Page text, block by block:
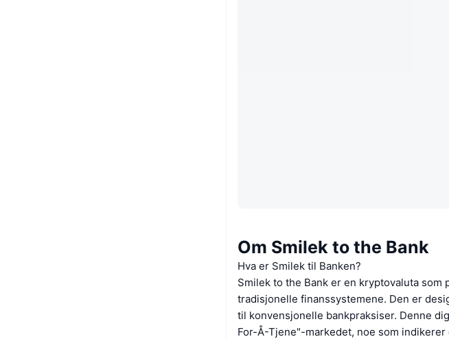
Om Smilek to the Bank
Hva er Smilek til Banken?
Smilek to the Bank er en kryptovaluta
tradisjonelle finanssystemene. Den er
til konvensjonelle bankpraksiser. Denne
For-Å-Tjene"-markedet, noe som